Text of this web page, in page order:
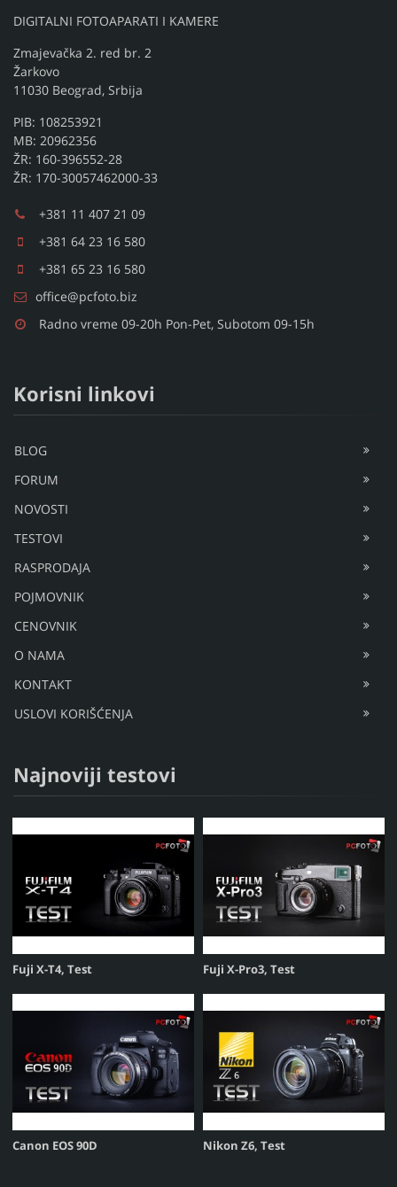
DIGITALNI FOTOAPARATI I KAMERE
Zmajevačka 2. red br. 2
Žarkovo
11030 Beograd, Srbija
PIB: 108253921
MB: 20962356
ŽR: 160-396552-28
ŽR: 170-30057462000-33
+381 11 407 21 09
+381 64 23 16 580
+381 65 23 16 580
office@pcfoto.biz
Radno vreme 09-20h Pon-Pet, Subotom 09-15h
Korisni linkovi
BLOG
FORUM
NOVOSTI
TESTOVI
RASPRODAJA
POJMOVNIK
CENOVNIK
O NAMA
KONTAKT
USLOVI KORIŠĆENJA
Najnoviji testovi
Fuji X-T4, Test Fuji X-Pro3, Test
Canon EOS 90D Nikon Z6, Test